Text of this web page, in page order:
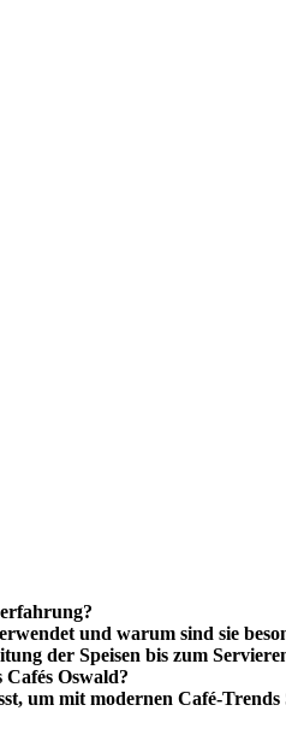
und warum sind sie
der Speisen bis zum
Oswald?
um mit modernen Café-